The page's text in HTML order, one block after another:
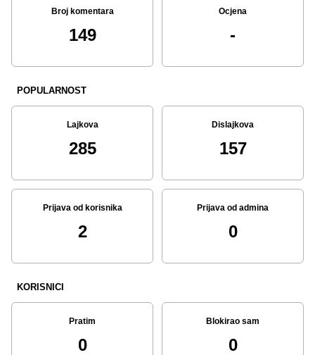
Broj komentara
149
Ocjena
-
POPULARNOST
Lajkova
285
Dislajkova
157
Prijava od korisnika
2
Prijava od admina
0
KORISNICI
Pratim
0
Blokirao sam
0